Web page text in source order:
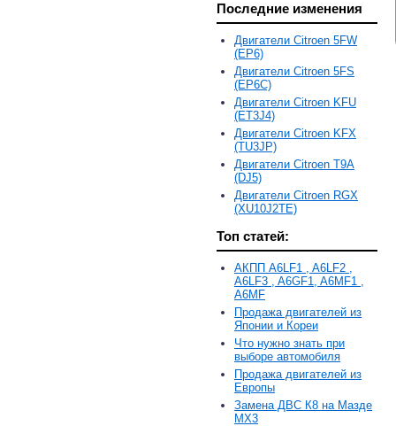
Последние изменения
Двигатели Citroen 5FW
(EP6)
Двигатели Citroen 5FS
(EP6C)
Двигатели Citroen KFU
(ET3J4)
Двигатели Citroen KFX
(TU3JP)
Двигатели Citroen T9A
(DJ5)
Двигатели Citroen RGX
(XU10J2TE)
Топ статей:
АКПП A6LF1 , A6LF2 ,
A6LF3 , A6GF1, A6MF1 ,
A6MF
Продажа двигателей из
Японии и Кореи
Что нужно знать при
выборе автомобиля
Продажа двигателей из
Европы
Замена ДВС К8 на Мазде
MX3